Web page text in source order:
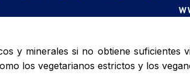
y minerales si no obtiene suficientes
los vegetarianos estrictos y los